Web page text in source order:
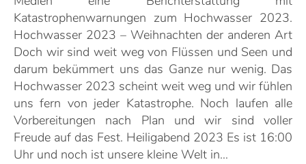
Katastrophenwarnungen zum Hochwasser 2023.
Hochwasser 2023 – Weihnachten der anderen Art
Doch wir sind weit weg von Flüssen und Seen und
darum bekümmert uns das Ganze nur wenig. Das
Hochwasser 2023 scheint weit weg und wir fühlen
uns fern von jeder Katastrophe. Noch laufen alle
Vorbereitungen nach Plan und wir sind voller
Freude auf das Fest. Heiligabend 2023 Es ist 16:00
Uhr und noch ist unsere kleine Welt in…